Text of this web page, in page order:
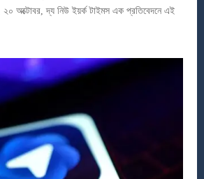
অক্টোবর, দ্য নিউ ইয়র্ক টাইমস এক প্রতিবেদনে এই